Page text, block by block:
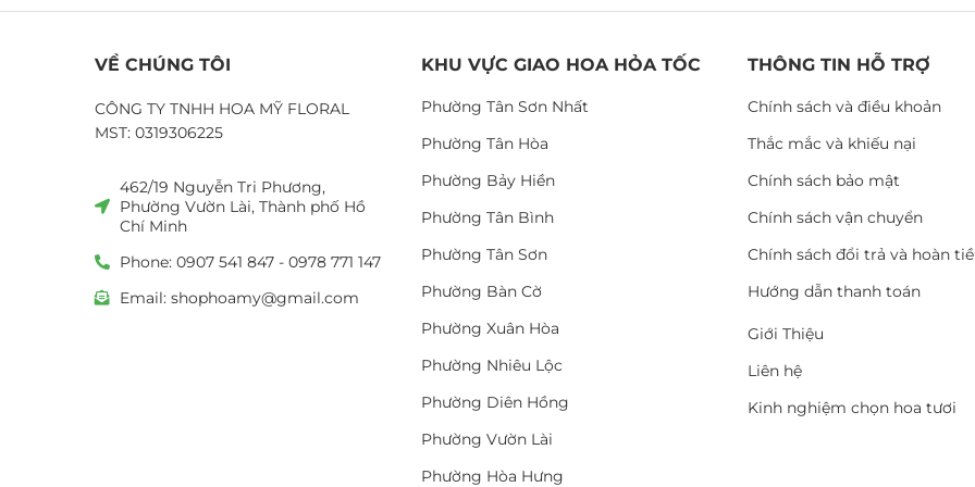
VỀ CHÚNG TÔI
CÔNG TY TNHH HOA MỸ FLORAL
MST: 0319306225
462/19 Nguyễn Tri Phương,
Phường Vườn Lài, Thành phố Hồ
Chí Minh
Phone: 0907 541 847 - 0978 771 147
Email: shophoamy@gmail.com
KHU VỰC GIAO HOA HỎA TỐC
Phường Tân Sơn Nhất
Phường Tân Hòa
Phường Bảy Hiền
Phường Tân Bình
Phường Tân Sơn
Phường Bàn Cờ
Phường Xuân Hòa
Phường Nhiêu Lộc
Phường Diên Hồng
Phường Vườn Lài
Phường Hòa Hưng
THÔNG TIN HỖ TRỢ
Chính sách và điều khoản
Thắc mắc và khiếu nại
Chính sách bảo mật
Chính sách vận chuyển
Chính sách đổi trả và hoàn
Hướng dẫn thanh toán
Giới Thiệu
Liên hệ
Kinh nghiệm chọn hoa tươi